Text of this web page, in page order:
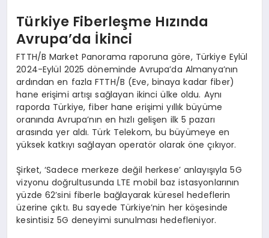
Türkiye Fiberleşme Hızında
Avrupa’da İkinci
FTTH/B Market Panorama raporuna göre, Türkiye Eylül
2024-Eylül 2025 döneminde Avrupa’da Almanya’nın
ardından en fazla FTTH/B (Eve, binaya kadar fiber)
hane erişimi artışı sağlayan ikinci ülke oldu. Aynı
raporda Türkiye, fiber hane erişimi yıllık büyüme
oranında Avrupa’nın en hızlı gelişen ilk 5 pazarı
arasında yer aldı. Türk Telekom, bu büyümeye en
yüksek katkıyı sağlayan operatör olarak öne çıkıyor.
Şirket, ‘Sadece merkeze değil herkese’ anlayışıyla 5G
vizyonu doğrultusunda LTE mobil baz istasyonlarının
yüzde 62’sini fiberle bağlayarak küresel hedeflerin
üzerine çıktı. Bu sayede Türkiye’nin her köşesinde
kesintisiz 5G deneyimi sunulması hedefleniyor.